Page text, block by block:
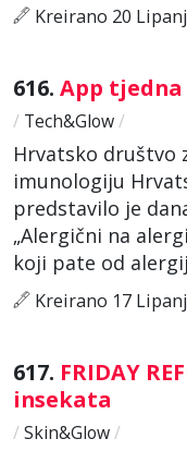
Kreirano 20
616. App
/ Tech&Glow/
Hrvatsko društvo
imunologiju
predstavilo je
„Alergični na
koji pate od
Kreirano 17
617. FRIDAY
insekata
/ Skin&Glow/